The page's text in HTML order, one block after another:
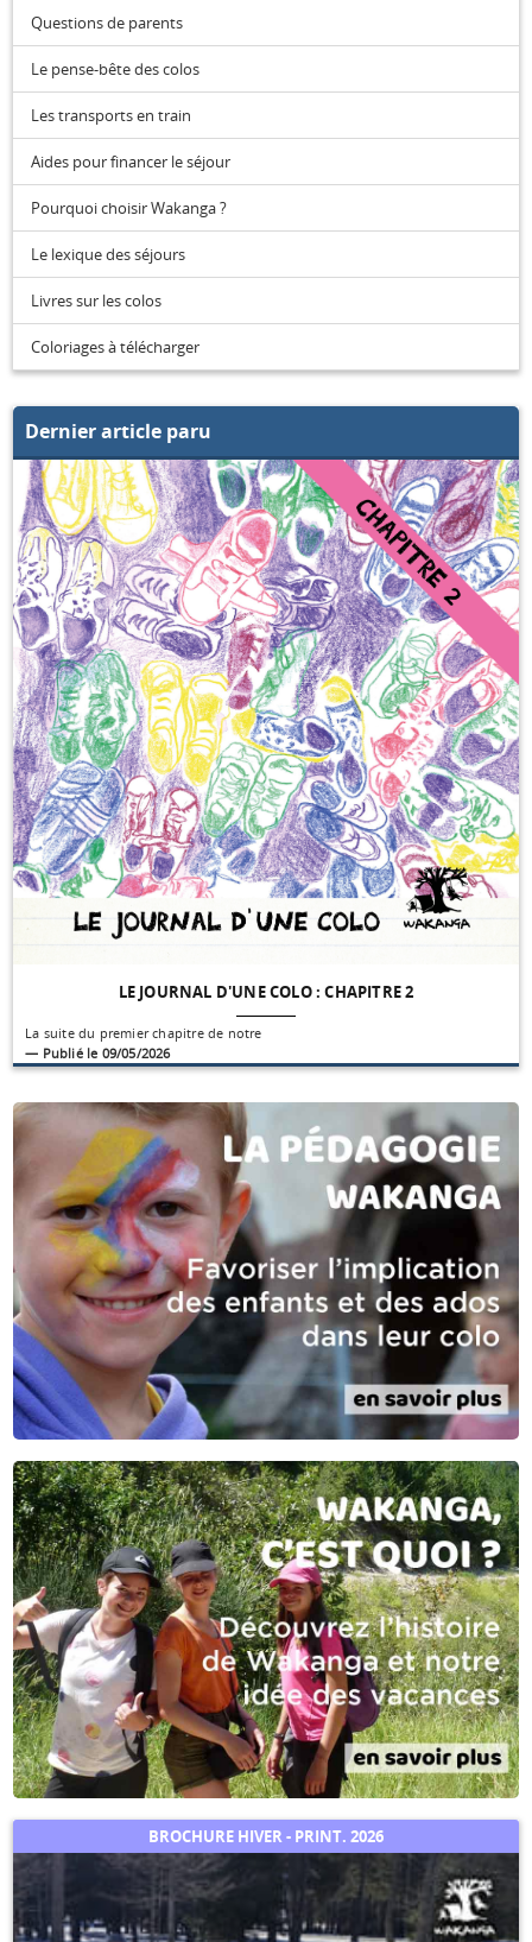
Questions de parents
Le pense-bête des colos
Les transports en train
Aides pour financer le séjour
Pourquoi choisir Wakanga ?
Le lexique des séjours
Livres sur les colos
Coloriages à télécharger
Dernier article paru
LE JOURNAL D'UNE COLO : CHAPITRE 2
La suite du premier chapitre de notre
— Publié le 09/05/2026
BROCHURE HIVER - PRINT. 2026